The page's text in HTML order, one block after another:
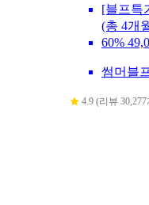
[블프특
(총 4개
60%
썸머블
4.9 (리뷰